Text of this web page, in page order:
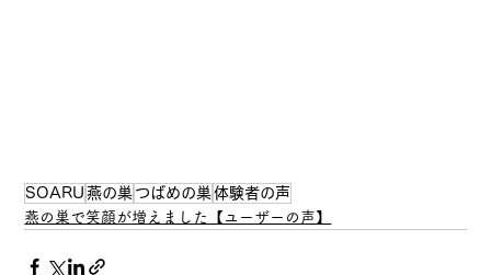
SOARU 燕の巣 つばめの巣体験者の声
燕の巣で笑顔が増えました【ユーザーの声】